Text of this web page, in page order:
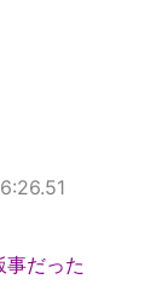
事だった